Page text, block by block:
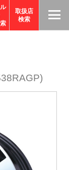
取扱店
検索
T
R